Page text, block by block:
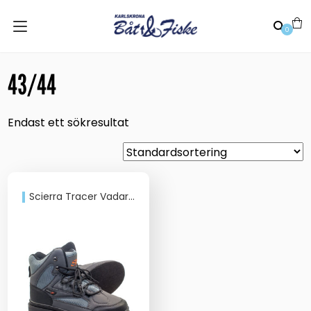
0
43/44
Endast ett sökresultat
Scierra Tracer Vadarsko – Filt